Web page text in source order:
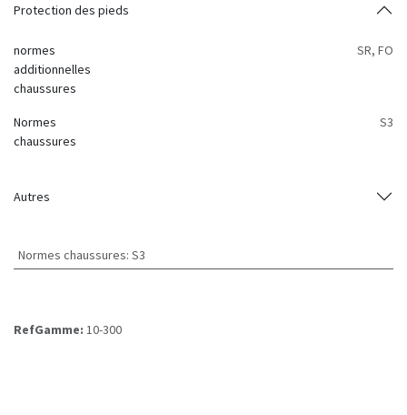
Protection des pieds
normes
additionnelles
chaussures
SR, FO
Normes
chaussures
S3
Autres
Normes chaussures: S3
RefGamme: 10-300